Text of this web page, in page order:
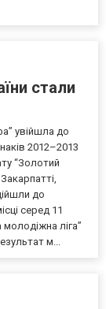
стали
увійшла до
2012–2013
“Золотий
до
серед 11
ліга”
м...